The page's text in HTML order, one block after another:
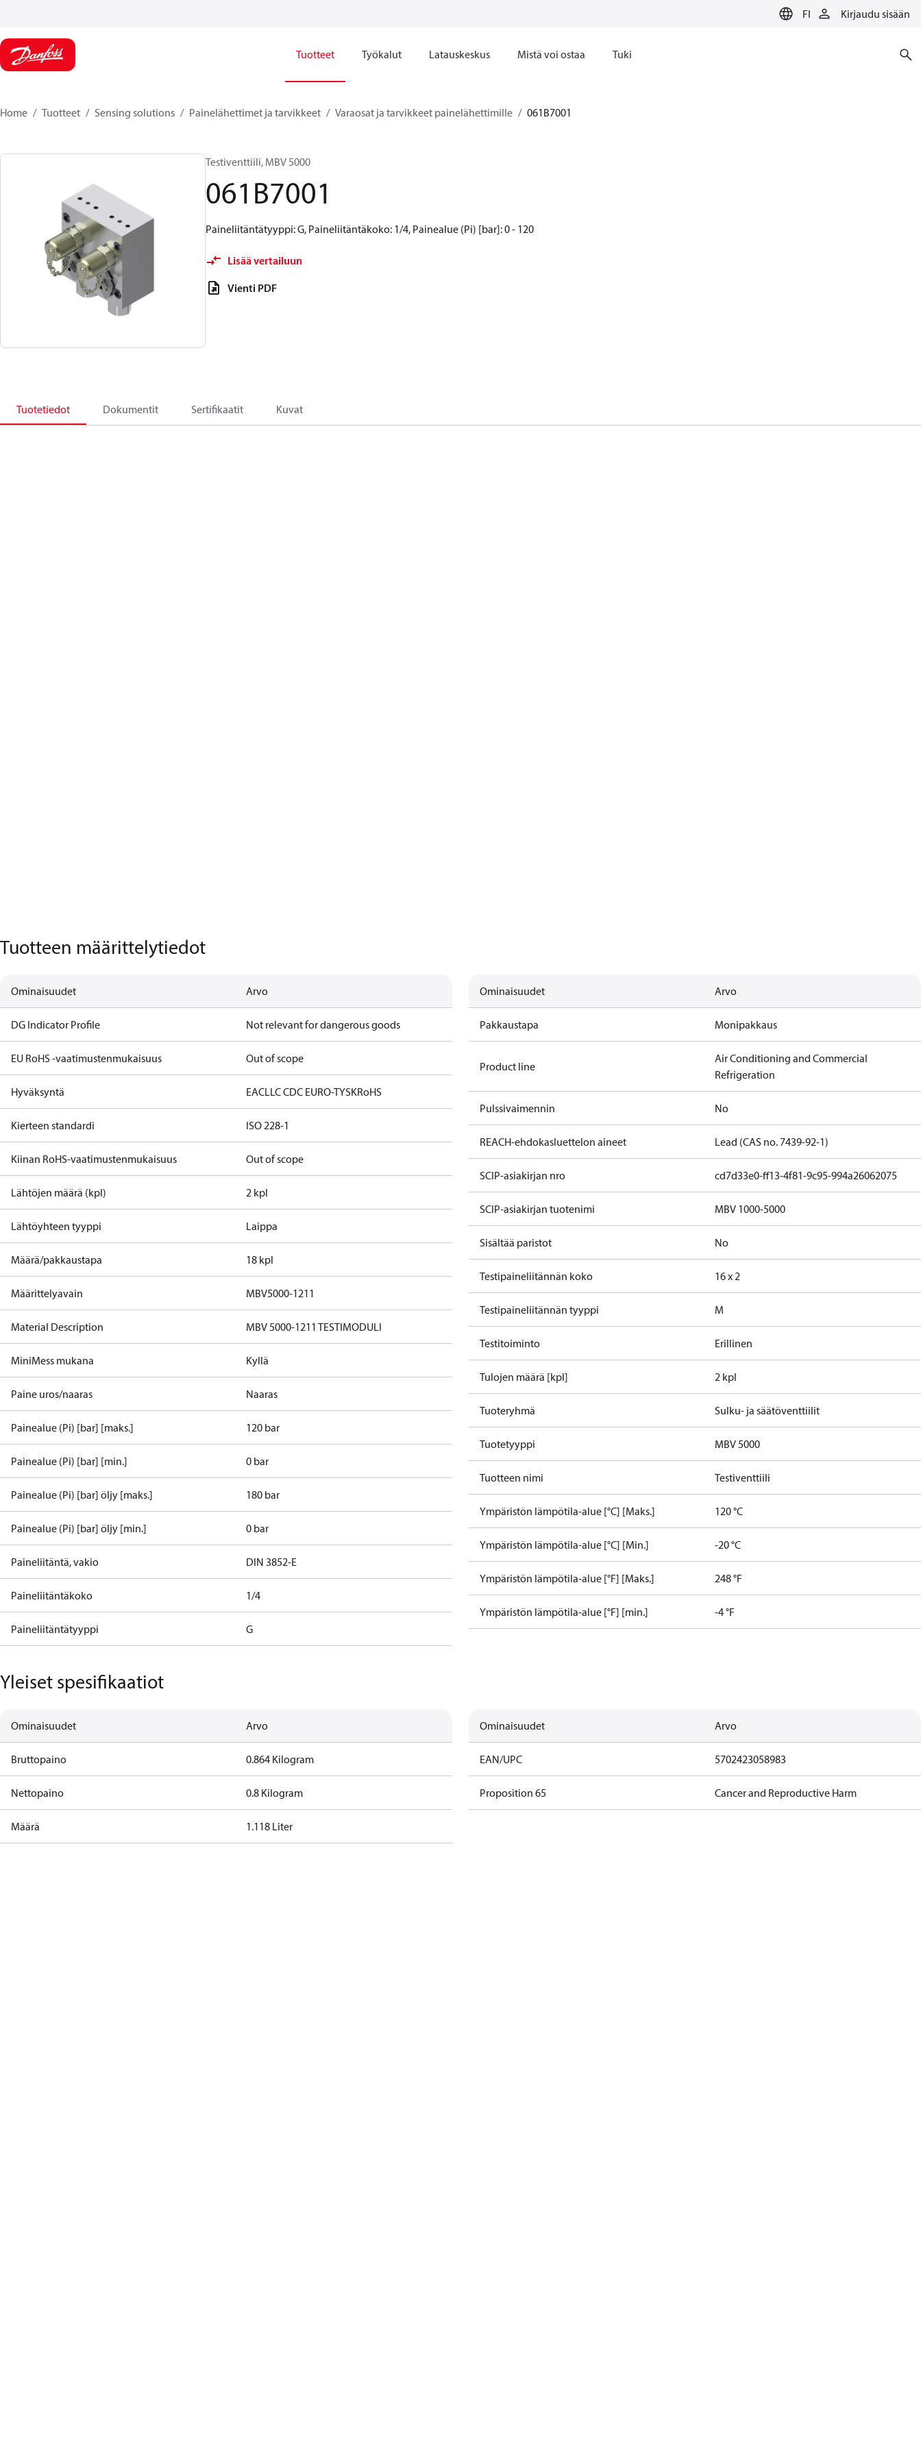
FI Kirjaudu sisään
Tuotteet Työkalut Latauskeskus Mistä voi ostaa Tuki
Home Tuotteet Sensing solutions Painelähettimet ja tarvikkeet Varaosat ja tarvikkeet painelähettimille 061B7001
Testiventtiili, MBV 5000
061B7001
Paineliitäntätyyppi: G, Paineliitäntäkoko: 1/4, Painealue (Pi) [bar]: 0 - 120
Lisää vertailuun
Vienti PDF
Tuotetiedot Dokumentit Sertifikaatit Kuvat
Tuotteen määrittelytiedot
Ominaisuudet Arvo
DG Indicator Profile Not relevant for dangerous goods
EU RoHS -vaatimustenmukaisuus Out of scope
Hyväksyntä EACLLC CDC EURO-TYSKRoHS
Kierteen standardi ISO 228-1
Kiinan RoHS-vaatimustenmukaisuus Out of scope
Lähtöjen määrä (kpl) 2 kpl
Lähtöyhteen tyyppi Laippa
Määrä/pakkaustapa 18 kpl
Määrittelyavain MBV5000-1211
Material Description MBV 5000-1211 TESTIMODULI
MiniMess mukana Kyllä
Paine uros/naaras Naaras
Painealue (Pi) [bar] [maks.] 120 bar
Painealue (Pi) [bar] [min.] 0 bar
Painealue (Pi) [bar] öljy [maks.] 180 bar
Painealue (Pi) [bar] öljy [min.] 0 bar
Paineliitäntä, vakio DIN 3852-E
Paineliitäntäkoko 1/4
Paineliitäntätyyppi G
Ominaisuudet Arvo
Pakkaustapa Monipakkaus
Product line
Air Conditioning and Commercial
Refrigeration
Pulssivaimennin No
REACH-ehdokasluettelon aineet Lead (CAS no. 7439-92-1)
SCIP-asiakirjan nro cd7d33e0-ff13-4f81-9c95-994a26062075
SCIP-asiakirjan tuotenimi MBV 1000-5000
Sisältää paristot No
Testipaineliitännän koko 16 x 2
Testipaineliitännän tyyppi M
Testitoiminto Erillinen
Tulojen määrä [kpl] 2 kpl
Tuoteryhmä Sulku- ja säätöventtiilit
Tuotetyyppi MBV 5000
Tuotteen nimi Testiventtiili
Ympäristön lämpötila-alue [°C] [Maks.] 120 °C
Ympäristön lämpötila-alue [°C] [Min.] -20 °C
Ympäristön lämpötila-alue [°F] [Maks.] 248 °F
Ympäristön lämpötila-alue [°F] [min.] -4 °F
Yleiset spesifikaatiot
Ominaisuudet Arvo
Bruttopaino 0.864 Kilogram
Nettopaino 0.8 Kilogram
Määrä 1.118 Liter
Ominaisuudet Arvo
EAN/UPC 5702423058983
Proposition 65 Cancer and Reproductive Harm